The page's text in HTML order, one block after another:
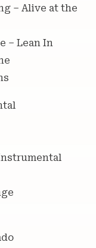
– Alive at the
– Lean In